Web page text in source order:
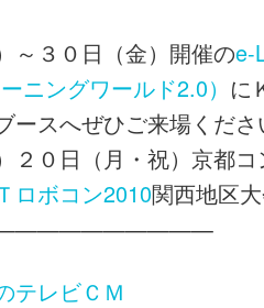
～３０日（金）開催のe-
ニングワールド2.0） に
ースへぜひご来場くだ
０日（月・祝）京都
ロボコン2010関西地区
テレビＣＭ